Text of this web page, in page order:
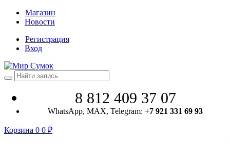
Магазин
Новости
Регистрация
Вход
8 812 409 37 07
WhatsApp, MAX, Telegram: +7 921 331 69 93
Корзина 0 0 ₽